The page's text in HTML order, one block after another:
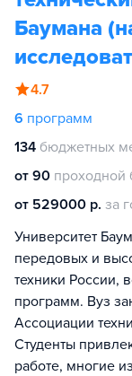
Баумана
4.7
6 программ
134 бюджетных
от 90 проходной
от 529000 р. за
Университет
передовых и
техники России,
программ. Вуз
Ассоциации
Студенты
работе, многие